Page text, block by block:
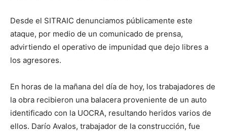
Desde el SITRAIC denunciamos públicamente este
ataque, por medio de un comunicado de prensa,
advirtiendo el operativo de impunidad que dejo libres a
los agresores.
En horas de la mañana del día de hoy, los trabajadores de
la obra recibieron una balacera proveniente de un auto
identificado con la UOCRA, resultando heridos varios de
ellos. Darío Avalos, trabajador de la construcción, fue